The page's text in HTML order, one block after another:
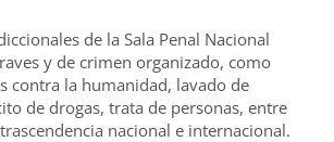
de la Sala Penal Nacional
y de crimen organizado, como
contra la humanidad, lavado de
de drogas, trata de personas, entre
nacional e internacional.